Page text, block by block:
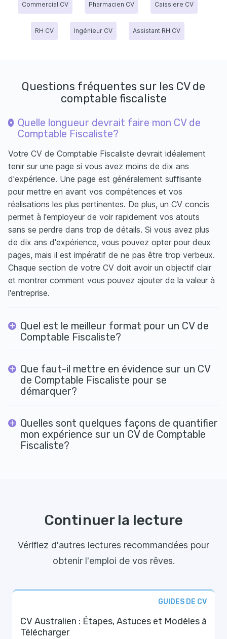
Commercial CV Pharmacien CV Caissiere CV
RH CV Ingénieur CV Assistant RH CV
Questions fréquentes sur les CV de
comptable fiscaliste
Quelle longueur devrait faire mon CV de
Comptable Fiscaliste?
Votre CV de Comptable Fiscaliste devrait idéalement
tenir sur une page si vous avez moins de dix ans
d'expérience. Une page est généralement suffisante
pour mettre en avant vos compétences et vos
réalisations les plus pertinentes. De plus, un CV concis
permet à l'employeur de voir rapidement vos atouts
sans se perdre dans trop de détails. Si vous avez plus
de dix ans d'expérience, vous pouvez opter pour deux
pages, mais il est impératif de ne pas être trop verbeux.
Chaque section de votre CV doit avoir un objectif clair
et montrer comment vous pouvez ajouter de la valeur à
l'entreprise.
Quel est le meilleur format pour un CV de
Comptable Fiscaliste?
Que faut-il mettre en évidence sur un CV
de Comptable Fiscaliste pour se
démarquer?
Quelles sont quelques façons de quantifier
mon expérience sur un CV de Comptable
Fiscaliste?
Continuer la lecture
Vérifiez d'autres lectures recommandées pour
obtenir l'emploi de vos rêves.
GUIDES DE CV
CV Australien : Étapes, Astuces et Modèles à
Télécharger